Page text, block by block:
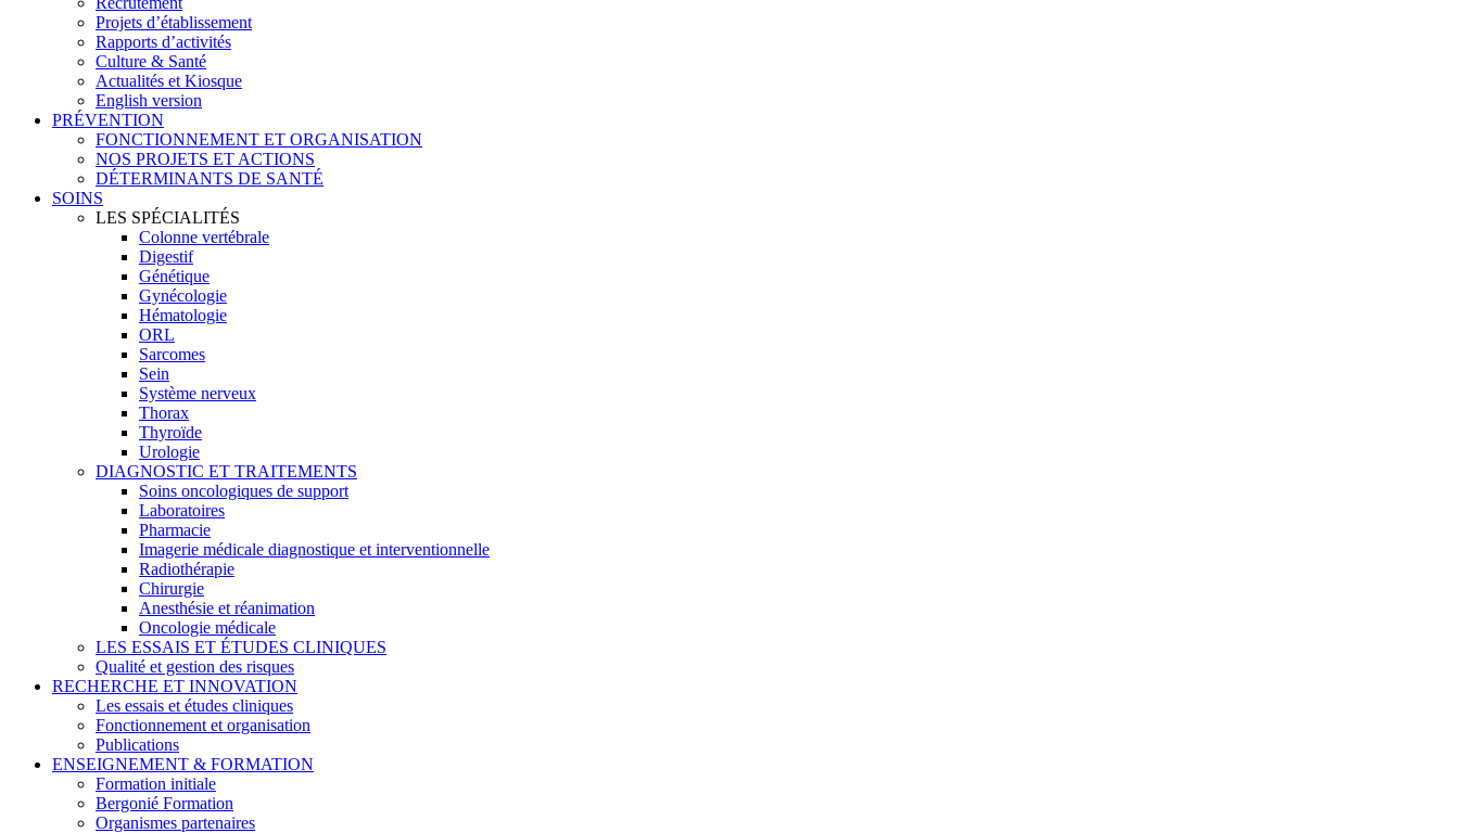
Projets d’établissement
Rapports d’activités
Culture & Santé
Actualités et Kiosque
English version
PRÉVENTION
FONCTIONNEMENT ET ORGANISATION
NOS PROJETS ET ACTIONS
DÉTERMINANTS DE SANTÉ
SOINS
LES SPÉCIALITÉS
Colonne vertébrale
Digestif
Génétique
Gynécologie
Hématologie
ORL
Sarcomes
Sein
Système nerveux
Thorax
Thyroïde
Urologie
DIAGNOSTIC ET TRAITEMENTS
Soins oncologiques de support
Laboratoires
Pharmacie
Imagerie médicale diagnostique et interventionnelle
Radiothérapie
Chirurgie
Anesthésie et réanimation
Oncologie médicale
LES ESSAIS ET ÉTUDES CLINIQUES
Qualité et gestion des risques
RECHERCHE ET INNOVATION
Les essais et études cliniques
Fonctionnement et organisation
Publications
ENSEIGNEMENT & FORMATION
Formation initiale
Bergonié Formation
Organismes partenaires